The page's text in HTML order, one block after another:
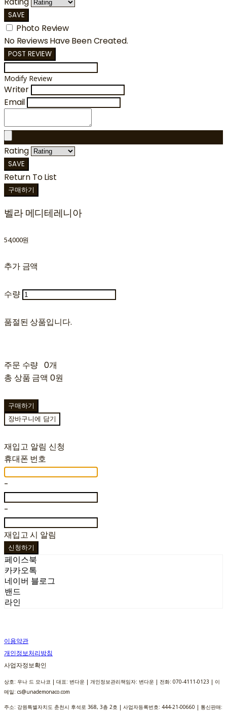
SAVE
Photo Review
No Reviews Have Been Created.
POST REVIEW
Modify Review
Writer
Email
Rating
SAVE
Return To List
구매하기
벨라 메디테레니아
54,000원
추가 금액
수량
품절된 상품입니다.
주문 수량 0개
총 상품 금액 0원
구매하기
장바구니에 담기
재입고 알림 신청
휴대폰 번호
-
-
재입고 시 알림
신청하기
페이스북
카카오톡
네이버 블로그
밴드
라인
이용약관
개인정보처리방침
사업자정보확인
상호: 우나 드 모나코 | 대표: 변다운 | 개인정보관리책임자: 변다운 | 전화: 070-4111-0123 | 이
메일: cs@unademonaco.com
주소: 강원특별자치도 춘천시 후석로 368, 3층 2호 | 사업자등록번호: 444-21-00660 | 통신판매: